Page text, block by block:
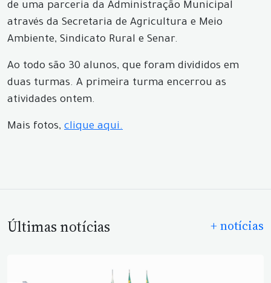
de uma parceria da Administração Municipal
através da Secretaria de Agricultura e Meio
Ambiente, Sindicato Rural e Senar.
Ao todo são 30 alunos, que foram divididos em
duas turmas. A primeira turma encerrou as
atividades ontem.
Mais fotos, clique aqui.
Últimas notícias + notícias